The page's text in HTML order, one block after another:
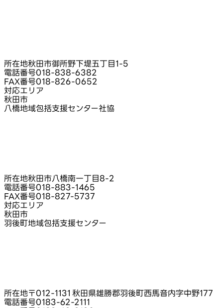
所在地秋田市御所野下堤五丁目1‑5
電話番号018-838-6382
FAX番号018-826-0652
対応エリア
秋田市
八橋地域包括支援センター社協
所在地秋田市八橋南一丁目8‑2
電話番号018-883-1465
FAX番号018-827-5737
対応エリア
秋田市
羽後町地域包括支援センター
所在地〒012-1131 秋田県雄勝郡羽後町西馬音内字中野177
電話番号0183-62-2111